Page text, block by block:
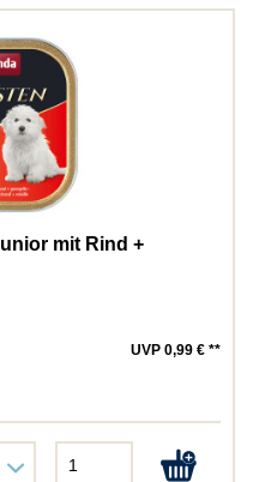
mit Rind +
UVP 0,99 € **